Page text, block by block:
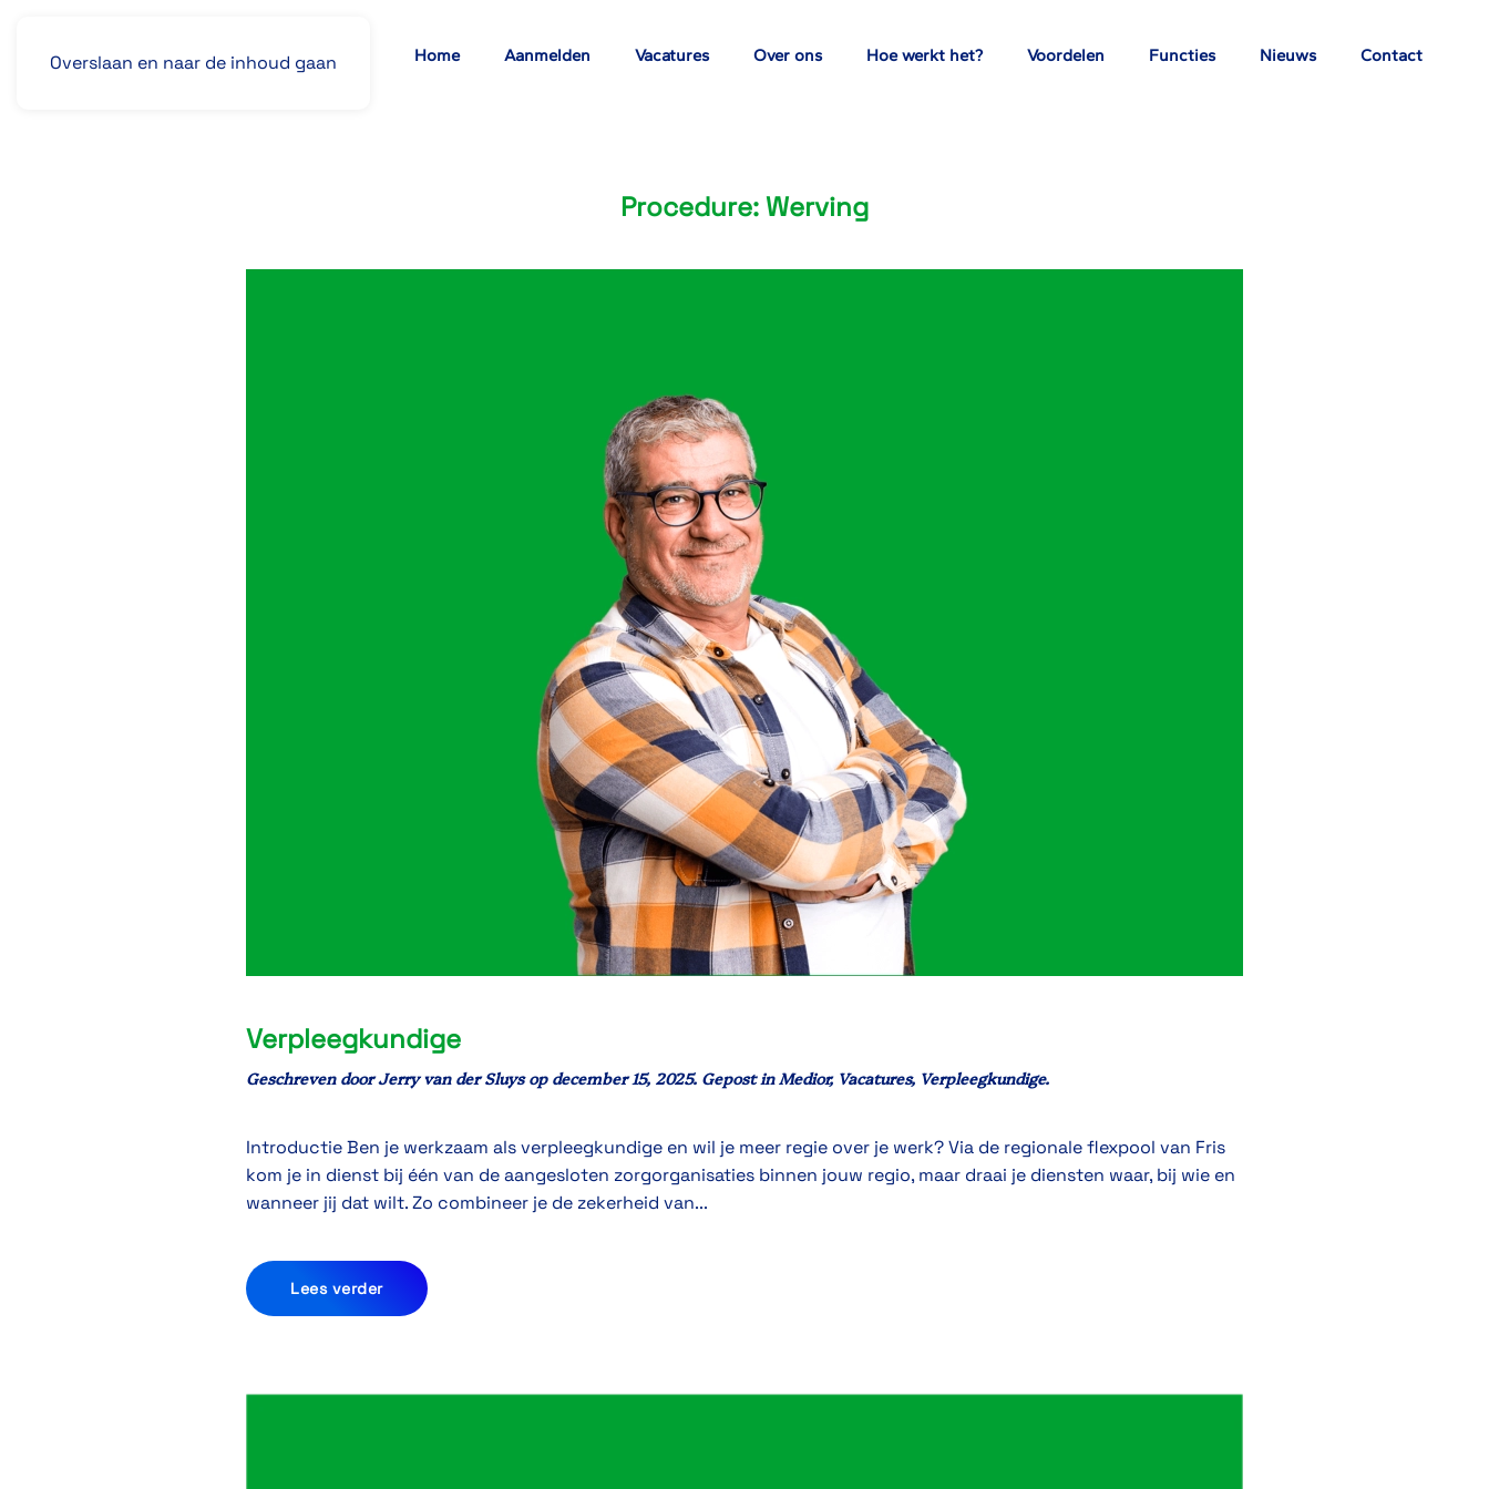
Overslaan en naar de inhoud gaan Home Aanmelden Vacatures Over ons Hoe werkt het? Voordelen Functies Nieuws Contact
Procedure:Werving
Verpleegkundige
Geschreven doorJerry van der Sluysop december 15, 2025. Gepost inMedior, Vacatures, Verpleegkundige.
Introductie Ben je werkzaam als verpleegkundige en wil je meer regie over je werk? Via de regionale flexpool van Fris
kom je in dienst bij één van de aangesloten zorgorganisaties binnen jouw regio, maar draai je diensten waar, bij wie en
wanneer jij dat wilt. Zo combineer je de zekerheid van...
Lees verder